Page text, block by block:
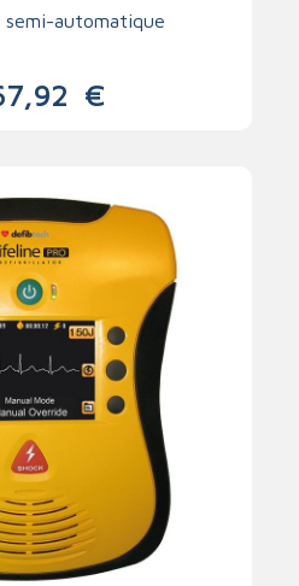
semi-automatique
€